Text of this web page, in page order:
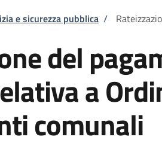
e sicurezza pubblica /
del
a
comunali